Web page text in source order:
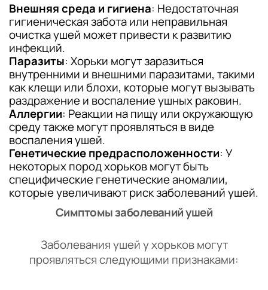
Внешняя среда и гигиена: Недостаточная
гигиеническая забота или неправильная
очистка ушей может привести к развитию
инфекций.
Паразиты: Хорьки могут заразиться
внутренними и внешними паразитами, такими
как клещи или блохи, которые могут вызывать
раздражение и воспаление ушных раковин.
Аллергии: Реакции на пищу или окружающую
среду также могут проявляться в виде
воспаления ушей.
Генетические предрасположенности: У
некоторых пород хорьков могут быть
специфические генетические аномалии,
которые увеличивают риск заболеваний ушей.
Симптомы заболеваний ушей
Заболевания ушей у хорьков могут
проявляться следующими признаками: